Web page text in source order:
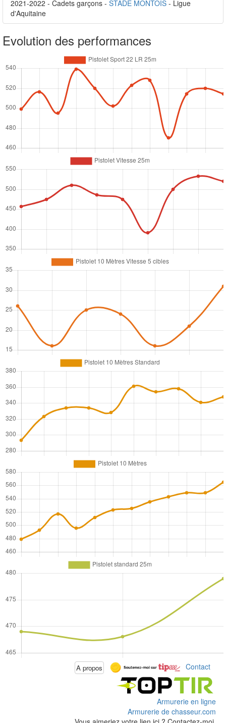
2021-2022 - Cadets garçons - STADE MONTOIS - Ligue
d'Aquitaine
Evolution des performances
A propos Contact
Armurerie en ligne
Armurerie de chasseur.com